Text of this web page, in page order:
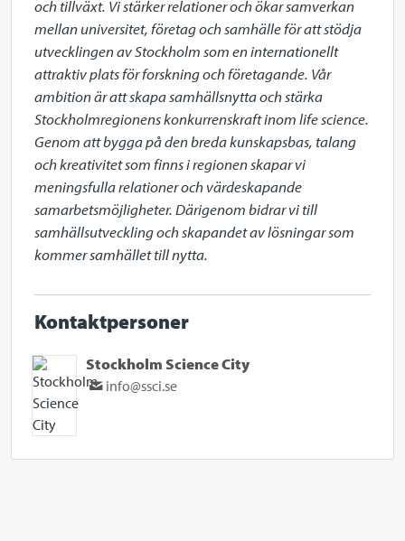
och tillväxt. Vi stärker relationer och ökar samverkan
mellan universitet, företag och samhälle för att stödja
utvecklingen av Stockholm som en internationellt
attraktiv plats för forskning och företagande. Vår
ambition är att skapa samhällsnytta och stärka
Stockholmregionens konkurrenskraft inom life science.
Genom att bygga på den breda kunskapsbas, talang
och kreativitet som finns i regionen skapar vi
meningsfulla relationer och värdeskapande
samarbetsmöjligheter. Därigenom bidrar vi till
samhällsutveckling och skapandet av lösningar som
kommer samhället till nytta.
Kontaktpersoner
Stockholm Science City
info@ssci.se